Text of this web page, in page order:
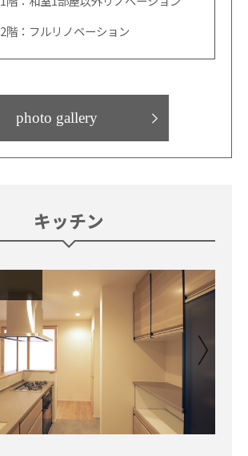
2階：フルリノベーション
photo gallery
キッチン